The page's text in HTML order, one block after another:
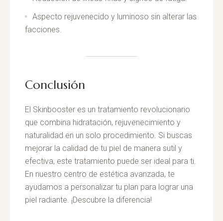
Aspecto rejuvenecido y luminoso sin alterar las
facciones.
Conclusión
El Skinbooster es un tratamiento revolucionario
que combina hidratación, rejuvenecimiento y
naturalidad en un solo procedimiento. Si buscas
mejorar la calidad de tu piel de manera sutil y
efectiva, este tratamiento puede ser ideal para ti.
En nuestro centro de estética avanzada, te
ayudamos a personalizar tu plan para lograr una
piel radiante. ¡Descubre la diferencia!